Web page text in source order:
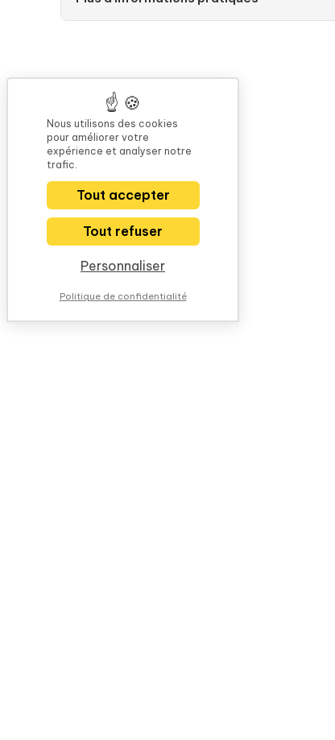
Nous utilisons des cookies
pour améliorer votre
expérience et analyser notre
trafic.
Tout accepter
Tout refuser
Personnaliser
Politique de confidentialité